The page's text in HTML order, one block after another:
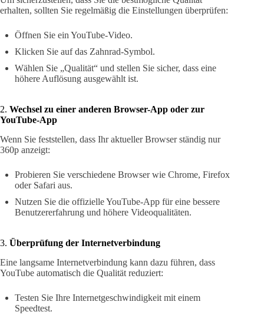
erhalten, sollten Sie regelmäßig die Einstellungen überprüfen:
Öffnen Sie ein YouTube-Video.
Klicken Sie auf das Zahnrad-Symbol.
Wählen Sie „Qualität“ und stellen Sie sicher, dass eine
höhere Auflösung ausgewählt ist.
2. Wechsel zu einer anderen Browser-App oder zur
YouTube-App
Wenn Sie feststellen, dass Ihr aktueller Browser ständig nur
360p anzeigt:
Probieren Sie verschiedene Browser wie Chrome, Firefox
oder Safari aus.
Nutzen Sie die offizielle YouTube-App für eine bessere
Benutzererfahrung und höhere Videoqualitäten.
3. Überprüfung der Internetverbindung
Eine langsame Internetverbindung kann dazu führen, dass
YouTube automatisch die Qualität reduziert:
Testen Sie Ihre Internetgeschwindigkeit mit einem
Speedtest.